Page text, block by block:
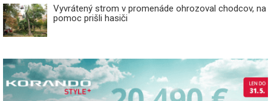
Vyvrátený strom v promenáde ohrozoval chodcov, na
pomoc prišli hasiči